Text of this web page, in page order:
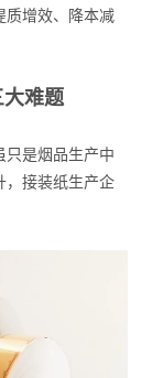
质增效、降本减
难题
只是烟品生产中
，接装纸生产企